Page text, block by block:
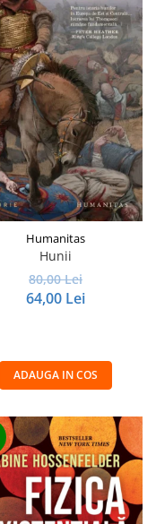
Humanitas
Hunii
80,00 Lei
64,00 Lei
ADAUGA IN COS